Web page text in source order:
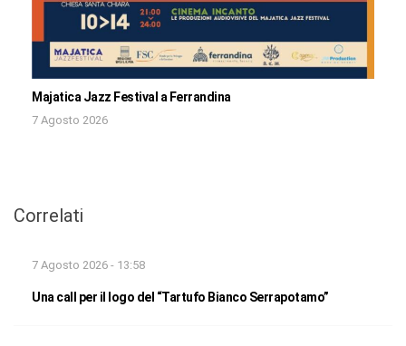
Majatica Jazz Festival a Ferrandina
7 Agosto 2026
Correlati
7 Agosto 2026 - 13:58
Una call per il logo del “Tartufo Bianco Serrapotamo”